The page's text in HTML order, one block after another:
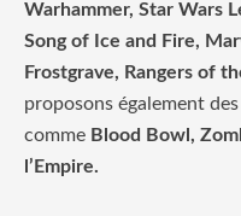
Warhammer, Star Wars
Song of Ice and Fire,
Frostgrave, Rangers of
proposons également des
comme Blood Bowl,
l’Empire.